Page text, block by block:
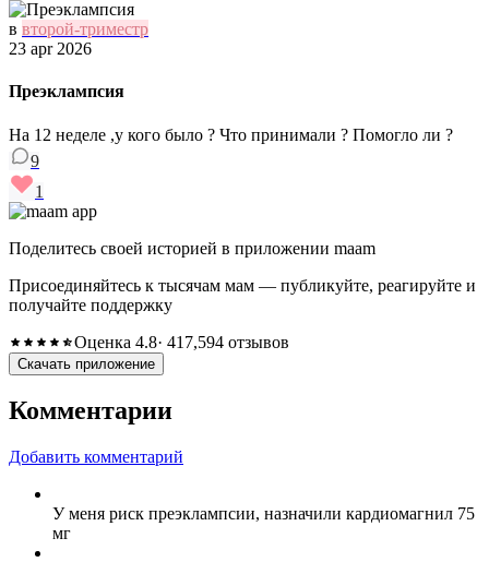
в второй-триместр
23 apr 2026
Преэклампсия
На 12 неделе ,у кого было ? Что принимали ? Помогло ли ?
9
1
Поделитесь своей историей в приложении maam
Присоединяйтесь к тысячам мам — публикуйте, реагируйте и
получайте поддержку
Оценка 4.8· 417,594 отзывов
Скачать приложение
Комментарии
Добавить комментарий
У меня риск преэклампсии, назначили кардиомагнил 75
мг